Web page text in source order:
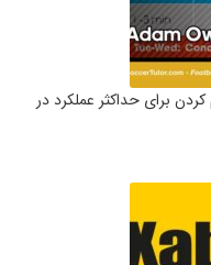
برای حداکثر عملکرد در